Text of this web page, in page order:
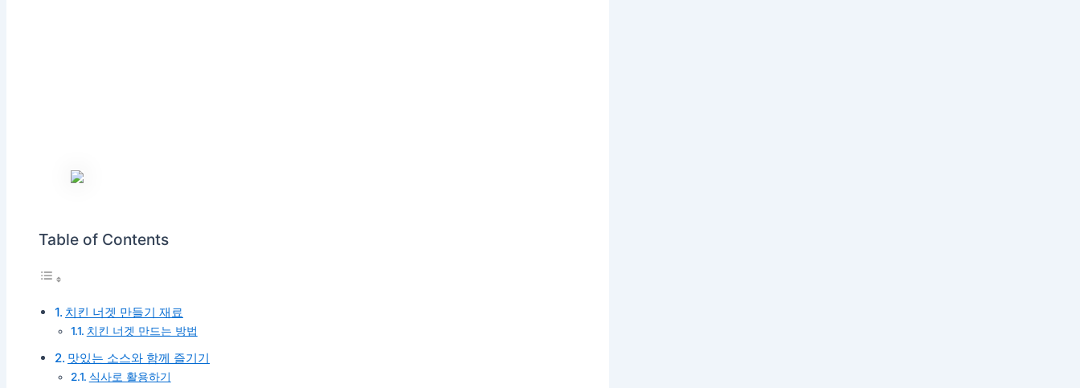
Table of Contents
치킨 너겟 만들기 재료
치킨 너겟 만드는 방법
맛있는 소스와 함께 즐기기
식사로 활용하기